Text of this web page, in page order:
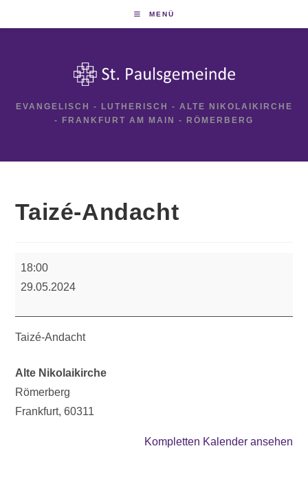
MENÜ
EVANGELISCH - LUTHERISCH - ALTE NIKOLAIKIRCHE
- FRANKFURT AM MAIN - RÖMERBERG
Taizé-Andacht
18:00
29.05.2024
Taizé-Andacht
Alte Nikolaikirche
Römerberg
Frankfurt,60311
Kompletten Kalender ansehen